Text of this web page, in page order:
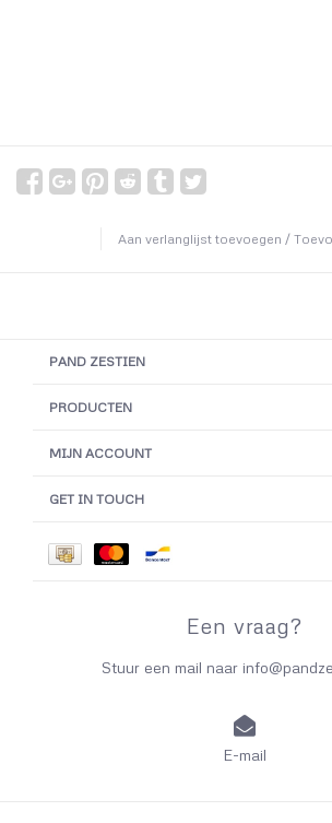
Aan verlanglijst toevoegen /
PAND ZESTIEN
PRODUCTEN
MIJN ACCOUNT
GET IN TOUCH
Een vraag?
Stuur een mail naar
E-mail